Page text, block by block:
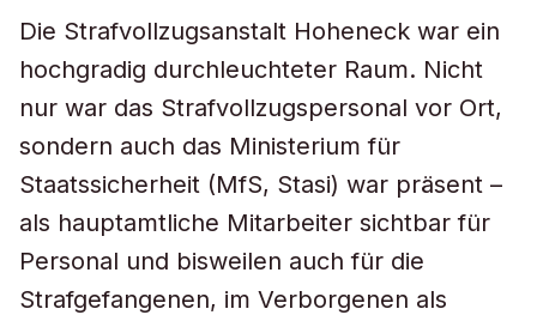
Die Strafvollzugsanstalt Hoheneck war ein
hochgradig durchleuchteter Raum. Nicht
nur war das Strafvollzugspersonal vor Ort,
sondern auch das Ministerium für
Staatssicherheit (MfS, Stasi) war präsent –
als hauptamtliche Mitarbeiter sichtbar für
Personal und bisweilen auch für die
Strafgefangenen, im Verborgenen als